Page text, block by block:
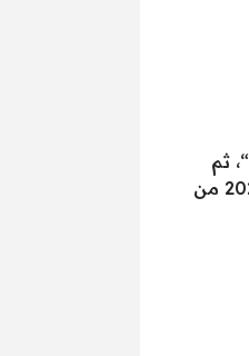
“، ثم
الحضور للمقابلات الشخصية في العنوان التالي: مركز التنمية الشبابية (إستاد المنصورة الرياضي)، وذلك يوم الخميس الموافق 16 مايو 2025 من